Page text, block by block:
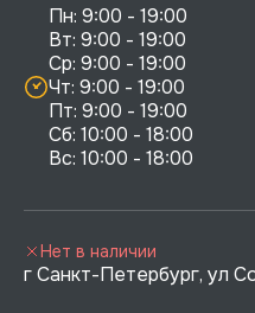
Пн: 9:00 - 19:00
Вт: 9:00 - 19:00
Ср: 9:00 - 19:00
Чт: 9:00 - 19:00
Пт: 9:00 - 19:00
Сб: 10:00 - 18:00
г Санкт-Петербург, ул
Нет в наличии